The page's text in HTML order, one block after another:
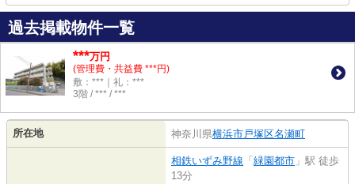
過去掲載物件一覧
***万円
(管理費・共益費 ***円)
敷：***｜礼：***
3階 / *** / ***
所在地 神奈川県横浜市戸塚区名瀬町
相鉄いずみ野線 「 緑園都市 」駅 徒歩
13分